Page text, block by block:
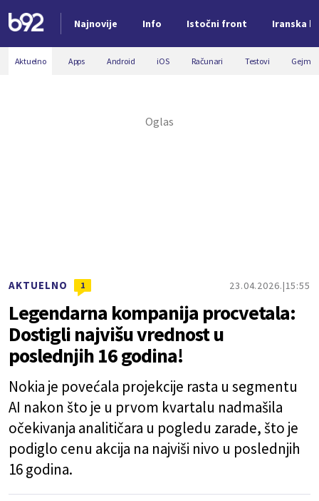
Najnovije Info Istočni front Iranska
Nova vest
Aktuelno Apps Android iOS Računari Testovi
AKTUELNO 1 23.04.2026. 15:55
Legendarna kompanija procvetala:
Dostigli najvišu vrednost u
poslednjih 16 godina!
Nokia je povećala projekcije rasta u segmentu
AI nakon što je u prvom kvartalu nadmašila
očekivanja analitičara u pogledu zarade, što je
podiglo cenu akcija na najviši nivo u poslednjih
16 godina.